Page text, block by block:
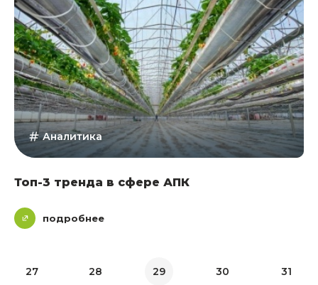
Аналитика
Топ-3 тренда в сфере АПК
подробнее
27 28 29 30 31